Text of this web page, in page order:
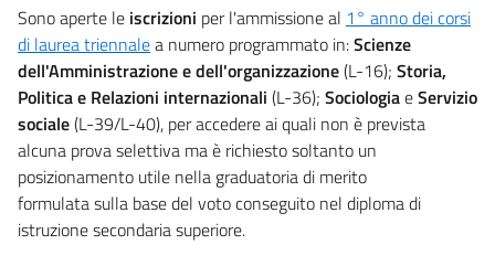
Sono aperte le iscrizioni per l'ammissione al 1° anno dei corsi
di laurea triennalea numero programmato in:Scienze
dell'Amministrazione e dell'organizzazione(L-16); Storia,
Politica e Relazioni internazionali (L-36); SociologiaeServizio
sociale(L-39/L-40), per accedere ai quali non è prevista
alcuna prova selettiva ma è richiesto soltanto un
posizionamento utile nella graduatoria di merito
formulata sulla base del voto conseguito nel diploma di
istruzione secondaria superiore.